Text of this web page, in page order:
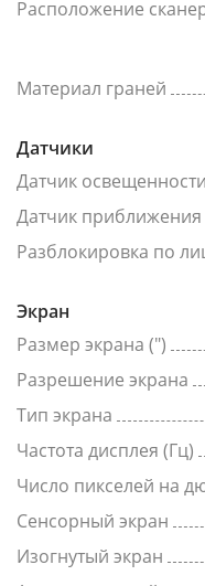
Расположение
Материал граней
Датчики
Датчик освещенности
Датчик приближения
Разблокировка по
Экран
Размер экрана (")
Разрешение экрана
Тип экрана
Частота дисплея (Гц)
Число пикселей на
Сенсорный экран
Изогнутый экран